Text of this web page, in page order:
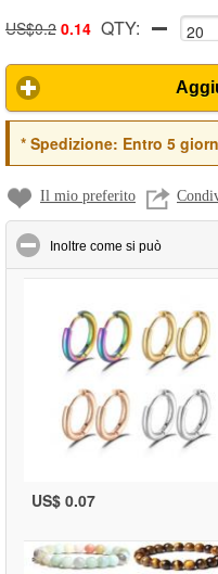
US$0.2 0.14 QTY:
*Spedizione: Entro 5
Il mio preferito
Inoltre come si può
US$ 0.07